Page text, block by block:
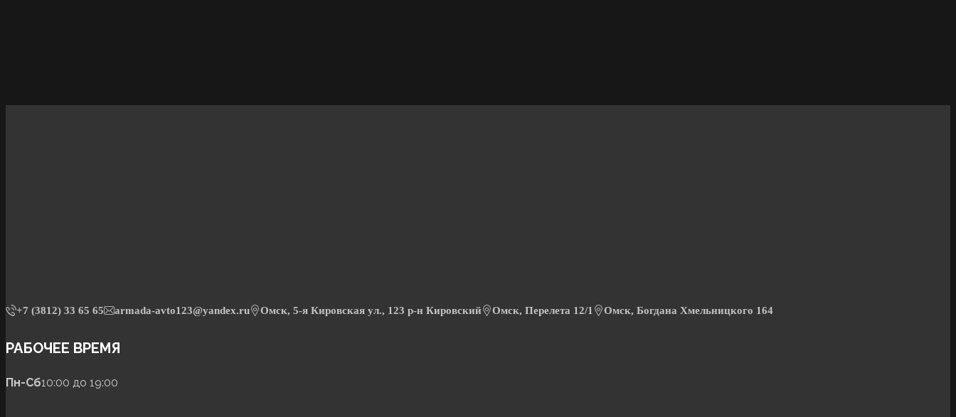
+7 (3812) 33 65 65 armada-avto123@yandex.ru Омск, 5-я Кировская ул., 123 р-н Кировский Омск, Перелета 12/1 Омск, Богдана Хмельницкого 164
РАБОЧЕЕ ВРЕМЯ
Пн-Сб10:00 до 19:00